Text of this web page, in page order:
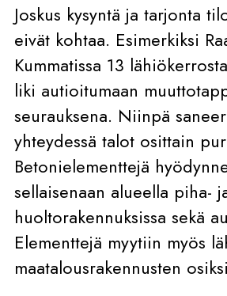
Joskus kysyntä ja tarjonta
eivät kohtaa. Esimerkiksi
Kummatissa 13
liki autioitumaan
seurauksena. Niinpä
yhteydessä talot osittain
Betonielementtejä
sellaisenaan alueella piha-
huoltorakennuksissa sekä
Elementtejä myytiin myös
maatalousrakennusten